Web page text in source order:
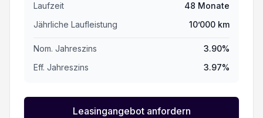
Laufzeit
48 Monate
Jährliche Laufleistung
10’000 km
Nom. Jahreszins 3.90%
Eff. Jahreszins
3.97%
Leasingangebot anfordern